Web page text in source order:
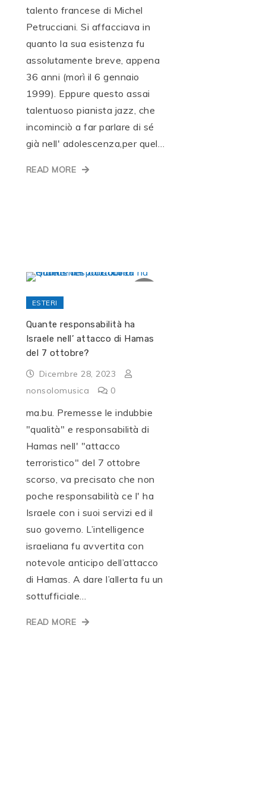
talento francese di Michel
Petrucciani. Si affacciava in
quanto la sua esistenza fu
assolutamente breve, appena
36 anni (morì il 6 gennaio
1999). Eppure questo assai
talentuoso pianista jazz, che
incominciò a far parlare di sé
già nell' adolescenza,per quel…
READ MORE
ESTERI
Quante responsabilità ha
Israele nell’ attacco di Hamas
del 7 ottobre?
Dicembre 28, 2023
nonsolomusica
0
ma.bu. Premesse le indubbie
"qualità" e responsabilità di
Hamas nell' "attacco
terroristico" del 7 ottobre
scorso, va precisato che non
poche responsabilità ce l' ha
Israele con i suoi servizi ed il
suo governo. L’intelligence
israeliana fu avvertita con
notevole anticipo dell’attacco
di Hamas. A dare l’allerta fu un
sottufficiale…
READ MORE